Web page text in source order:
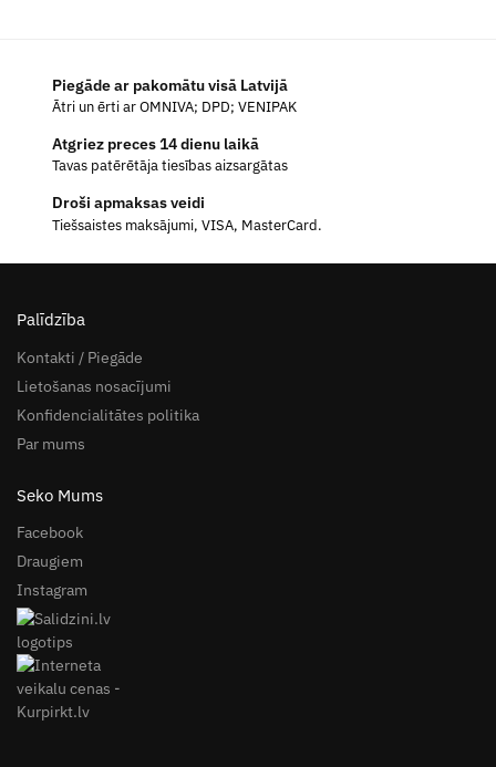
Piegāde ar pakomātu visā Latvijā
Ātri un ērti ar OMNIVA; DPD; VENIPAK
Atgriez preces 14 dienu laikā
Tavas patērētāja tiesības aizsargātas
Droši apmaksas veidi
Tiešsaistes maksājumi, VISA, MasterCard.
Palīdzība
Kontakti / Piegāde
Lietošanas nosacījumi
Konfidencialitātes politika
Par mums
Seko Mums
Facebook
Draugiem
Instagram